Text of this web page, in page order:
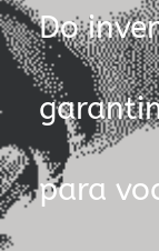
Do
para